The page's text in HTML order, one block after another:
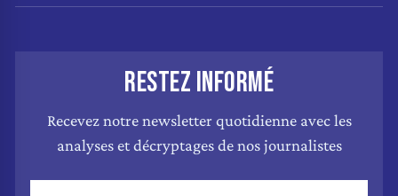
RESTEZ INFORMÉ
Recevez notre newsletter quotidienne avec les
analyses et décryptages de nos journalistes